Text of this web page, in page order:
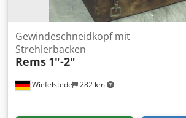
Wiefelstede 282 km
Gewindeschneidkopf mit
Strehlerbacken
Rems 1"-2"